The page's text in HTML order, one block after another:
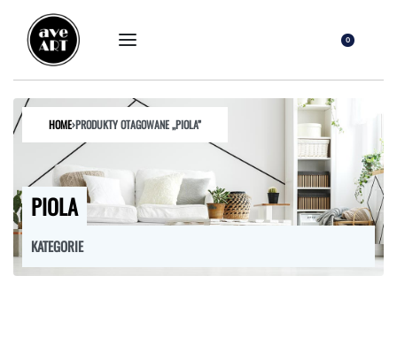
0
HOME›PRODUKTY OTAGOWANE „PIOLA”
PIOLA
KATEGORIE